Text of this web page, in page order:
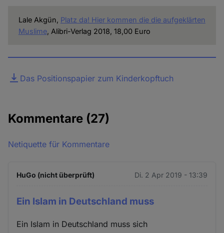
Lale Akgün, Platz da! Hier kommen die die aufgeklärten
Muslime, Alibri-Verlag 2018, 18,00 Euro
DateiDas Positionspapier zum Kinderkopftuch
Kommentare (27)
Netiquette für Kommentare
HuGo (nicht überprüft) Di. 2 Apr 2019 - 13:39
Ein Islam in Deutschland muss
Ein Islam in Deutschland muss sich